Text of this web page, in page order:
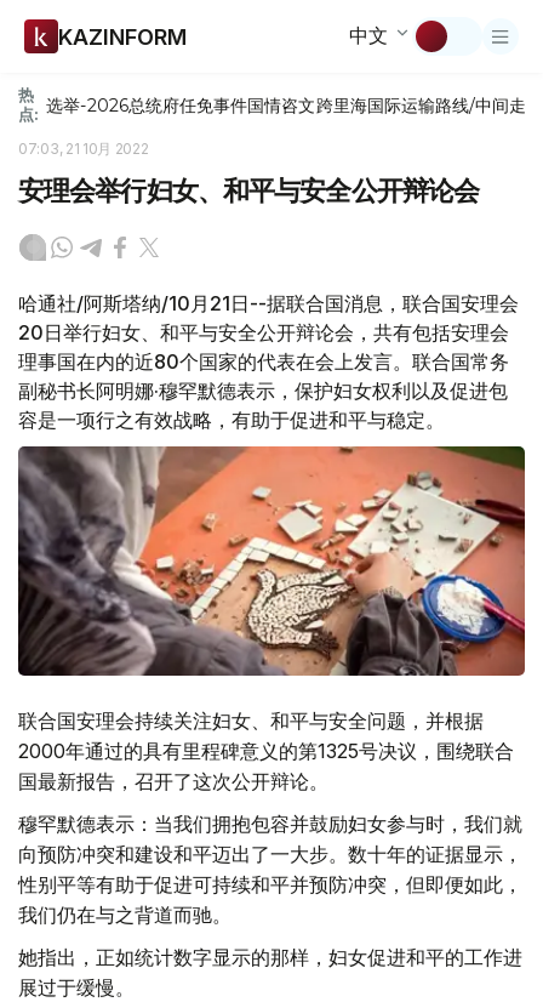
KAZINFORM 中文
热
点: 选举-2026总统府任免事件国情咨文跨里海国际运输路线/中间走廊
07:03, 21 10月 2022
安理会举行妇女、和平与安全公开辩论会
哈通社/阿斯塔纳/10月21日--据联合国消息，联合国安理会
20日举行妇女、和平与安全公开辩论会，共有包括安理会
理事国在内的近80个国家的代表在会上发言。联合国常务
副秘书长阿明娜·穆罕默德表示，保护妇女权利以及促进包
容是一项行之有效战略，有助于促进和平与稳定。
联合国安理会持续关注妇女、和平与安全问题，并根据
2000年通过的具有里程碑意义的第1325号决议，围绕联合
国最新报告，召开了这次公开辩论。
穆罕默德表示：当我们拥抱包容并鼓励妇女参与时，我们就
向预防冲突和建设和平迈出了一大步。数十年的证据显示，
性别平等有助于促进可持续和平并预防冲突，但即便如此，
我们仍在与之背道而驰。
她指出，正如统计数字显示的那样，妇女促进和平的工作进
展过于缓慢。